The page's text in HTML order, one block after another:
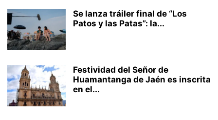
Se lanza tráiler final de “Los
Patos y las Patas”: la...
Festividad del Señor de
Huamantanga de Jaén es inscrita
en el...